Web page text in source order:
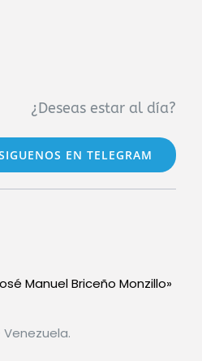
¿Deseas estar al día?
EN TELEGRAM
Manuel Briceño Monzillo»
Venezuela.